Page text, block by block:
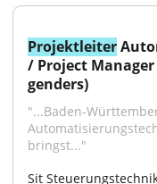
Projektleiter
/ Project
genders)
"...Baden-
bringst..."
Sit